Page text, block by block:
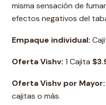
misma sensación de
efectos negativos del
Empaque individual:
Oferta Vishv: 1 Cajita
Oferta Vishv por
cajitas o más.